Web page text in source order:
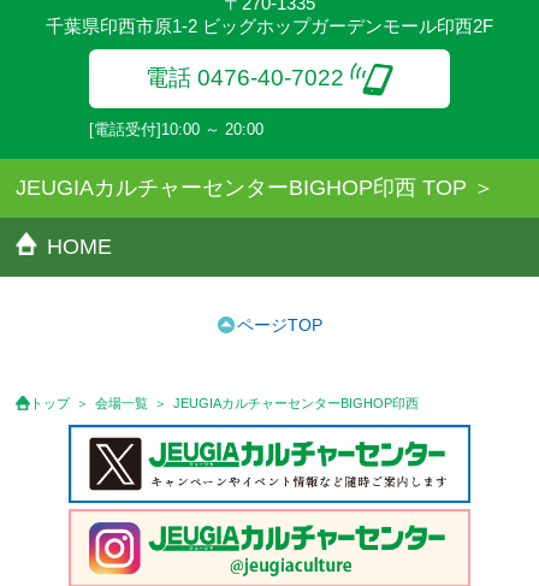
千葉県印西市原1-2 ビッグホップガーデンモール印西2F
電話 0476-40-7022
[電話受付]10:00 ～ 20:00
JEUGIAカルチャーセンターBIGHOP印西 TOP
HOME
ページTOP
トップ 会場一覧 JEUGIAカルチャーセンターBIGHOP印西